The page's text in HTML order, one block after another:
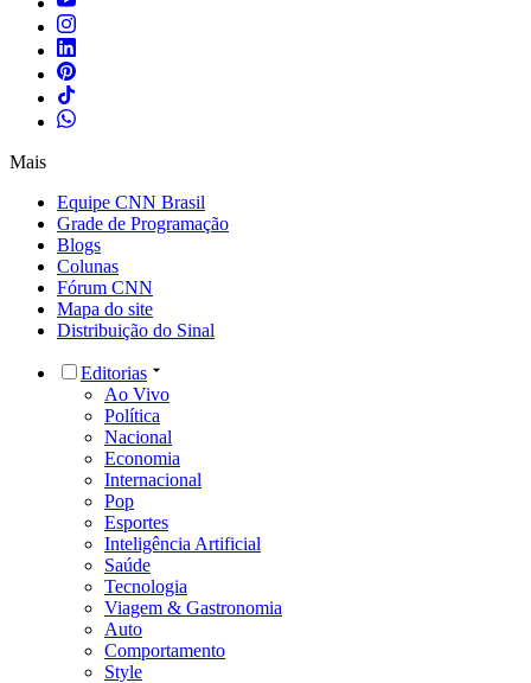
Mais
Equipe CNN Brasil
Grade de Programação
Blogs
Colunas
Fórum CNN
Mapa do site
Distribuição do Sinal
Editorias
Ao Vivo
Política
Nacional
Economia
Internacional
Pop
Esportes
Inteligência Artificial
Saúde
Tecnologia
Viagem & Gastronomia
Auto
Comportamento
Style